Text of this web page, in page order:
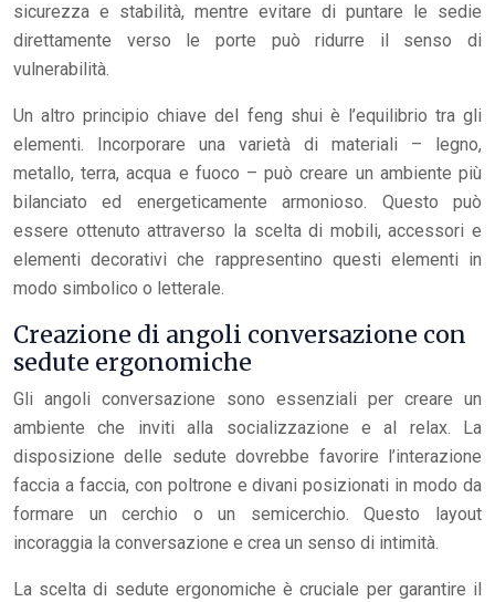
sicurezza e stabilità, mentre evitare di puntare le sedie
direttamente verso le porte può ridurre il senso di
vulnerabilità.
Un altro principio chiave del feng shui è l’equilibrio tra gli
elementi. Incorporare una varietà di materiali – legno,
metallo, terra, acqua e fuoco – può creare un ambiente più
bilanciato ed energeticamente armonioso. Questo può
essere ottenuto attraverso la scelta di mobili, accessori e
elementi decorativi che rappresentino questi elementi in
modo simbolico o letterale.
Creazione di angoli conversazione con
sedute ergonomiche
Gli angoli conversazione sono essenziali per creare un
ambiente che inviti alla socializzazione e al relax. La
disposizione delle sedute dovrebbe favorire l’interazione
faccia a faccia, con poltrone e divani posizionati in modo da
formare un cerchio o un semicerchio. Questo layout
incoraggia la conversazione e crea un senso di intimità.
La scelta di sedute ergonomiche è cruciale per garantire il